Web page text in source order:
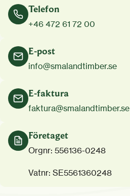
Telefon
+46 472 61 72 00
E-post
info@smalandtimber.se
E-faktura
faktura@smalandtimber.se
Företaget
Orgnr: 556136-0248
Vatnr: SE5561360248